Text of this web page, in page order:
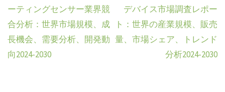
ーティングセンサー業界競
合分析：世界市場規模、成
長機会、需要分析、開発動
向2024-2030
デバイス市場調査レポー
ト：世界の産業規模、販売
量、市場シェア、トレンド
分析2024-2030